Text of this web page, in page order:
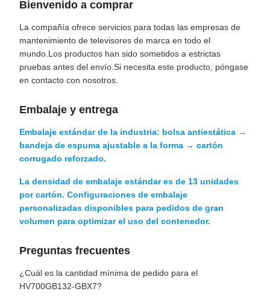
Bienvenido a comprar
La compañía ofrece servicios para todas las empresas de
mantenimiento de televisores de marca en todo el
mundo.Los productos han sido sometidos a estrictas
pruebas antes del envío.Si necesita este producto, póngase
en contacto con nosotros.
Embalaje y entrega
Embalaje estándar de la industria: bolsa antiestática →
bandeja de espuma ajustable a la forma → cartón
corrugado reforzado.
La densidad de embalaje estándar es de 13 unidades
por cartón. Configuraciones de embalaje
personalizadas disponibles para pedidos de gran
volumen para optimizar el uso del contenedor.
Preguntas frecuentes
¿Cuál es la cantidad mínima de pedido para el
HV700GB132-GBX7?